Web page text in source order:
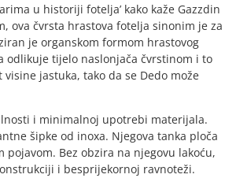
u historiji fotelja’ kako kaže Gazzdin
ova čvrsta hrastova fotelja sinonim je za
je organskom formom hrastovog
odlikuje tijelo naslonjača čvrstinom i to
jastuka, tako da se Dedo može
i minimalnoj upotrebi materijala.
šipke od inoxa. Njegova tanka ploča
Bez obzira na njegovu lakoću,
i besprijekornoj ravnoteži.